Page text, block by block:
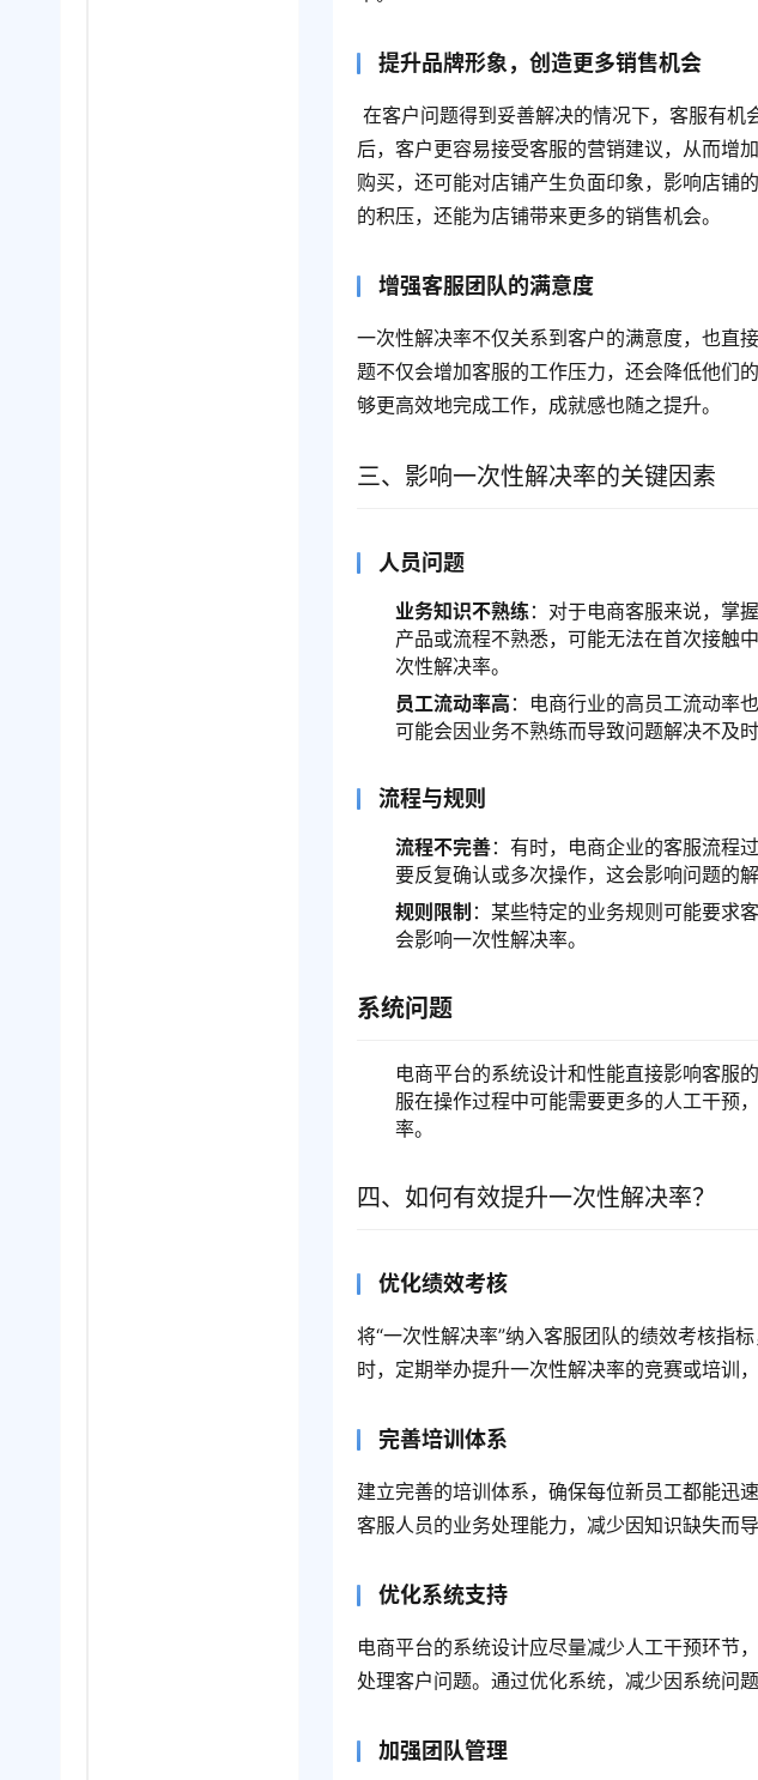
提升品牌形象，创造更多销售机会
在客户问题得到妥善解决的情况下，客服有机会推荐相关产品或促销活动。研究表明，问题解决
后，客户更容易接受客服的营销建议，从而增
购买，还可能对店铺产生负面印象，影响店铺
的积压，还能为店铺带来更多的销售机会。
增强客服团队的满意度
一次性解决率不仅关系到客户的满意度，也直
题不仅会增加客服的工作压力，还会降低他们
够更高效地完成工作，成就感也随之提升。
三、影响一次性解决率的关键因素
人员问题
业务知识不熟练：对于电商客服来说，掌
产品或流程不熟悉，可能无法在首次接触
次性解决率。
员工流动率高 ：电商行业的高员工流动率
可能会因业务不熟练而导致问题解决不及
流程与规则
流程不完善：有时，电商企业的客服流程
要反复确认或多次操作，这会影响问题的解
规则限制 ：某些特定的业务规则可能要求
会影响一次性解决率。
系统问题
电商平台的系统设计和性能直接影响客服
服在操作过程中可能需要更多的人工干预
率。
四、如何有效提升一次性解决率？
优化绩效考核
将“一次性解决率”纳入客服团队的绩效考核指
时，定期举办提升一次性解决率的竞赛或培训
完善培训体系
建立完善的培训体系，确保每位新员工都能迅
客服人员的业务处理能力，减少因知识缺失而导
优化系统支持
电商平台的系统设计应尽量减少人工干预环节
处理客户问题。通过优化系统，减少因系统问
加强团队管理